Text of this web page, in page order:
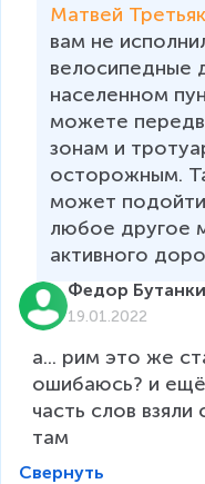
Матвей
вам не
велосипедные
населенном
можете
зонам и
осторожным.
может
любое другое
активного
Федор
19.01.2022
а... рим это же
ошибаюсь? и
часть слов взяли
там
Свернуть